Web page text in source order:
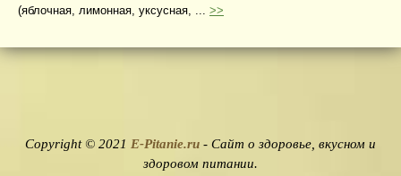
(яблочная, лимонная, уксусная, ... >>
Copyright © 2021 E-Pitanie.ru - Сайт о здоровье, вкусном и
здоровом питании.